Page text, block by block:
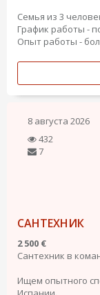
Семья из 3
График работы -
Опыт работы -
8 августа 2026
432
7
САНТЕХНИК
2 500 €
Сантехник в
Ищем опытного